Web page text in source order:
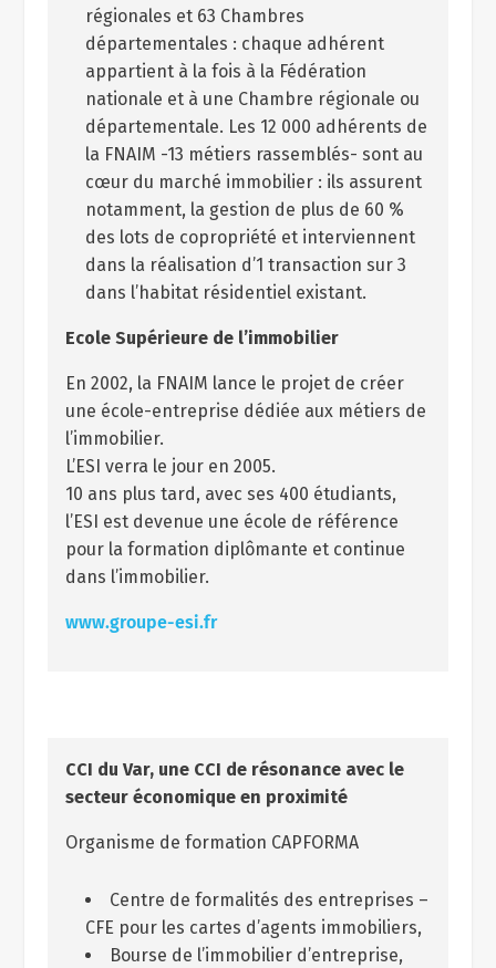
régionales et 63 Chambres
départementales : chaque adhérent
appartient à la fois à la Fédération
nationale et à une Chambre régionale ou
départementale. Les 12 000 adhérents de
la FNAIM -13 métiers rassemblés- sont au
cœur du marché immobilier : ils assurent
notamment, la gestion de plus de 60 %
des lots de copropriété et interviennent
dans la réalisation d’1 transaction sur 3
dans l’habitat résidentiel existant.
Ecole Supérieure de l’immobilier
En 2002, la FNAIM lance le projet de créer
une école-entreprise dédiée aux métiers de
l’immobilier.
L’ESI verra le jour en 2005.
10 ans plus tard, avec ses 400 étudiants,
l’ESI est devenue une école de référence
pour la formation diplômante et continue
dans l’immobilier.
www.groupe-esi.fr
CCI du Var, une CCI de résonance avec le
secteur économique en proximité
Organisme de formation CAPFORMA
Centre de formalités des entreprises –
CFE pour les cartes d’agents immobiliers,
Bourse de l’immobilier d’entreprise,